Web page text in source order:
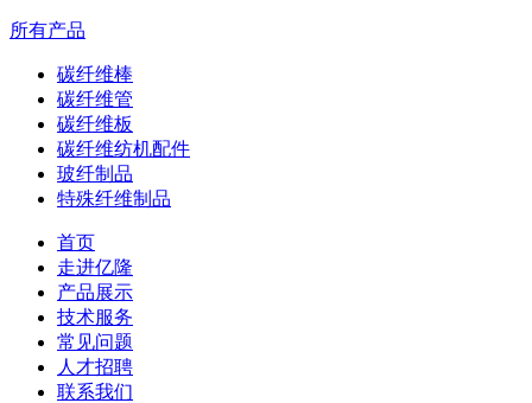
所有产品
碳纤维棒
碳纤维管
碳纤维板
碳纤维纺机配件
玻纤制品
特殊纤维制品
首页
走进亿隆
产品展示
技术服务
常见问题
人才招聘
联系我们